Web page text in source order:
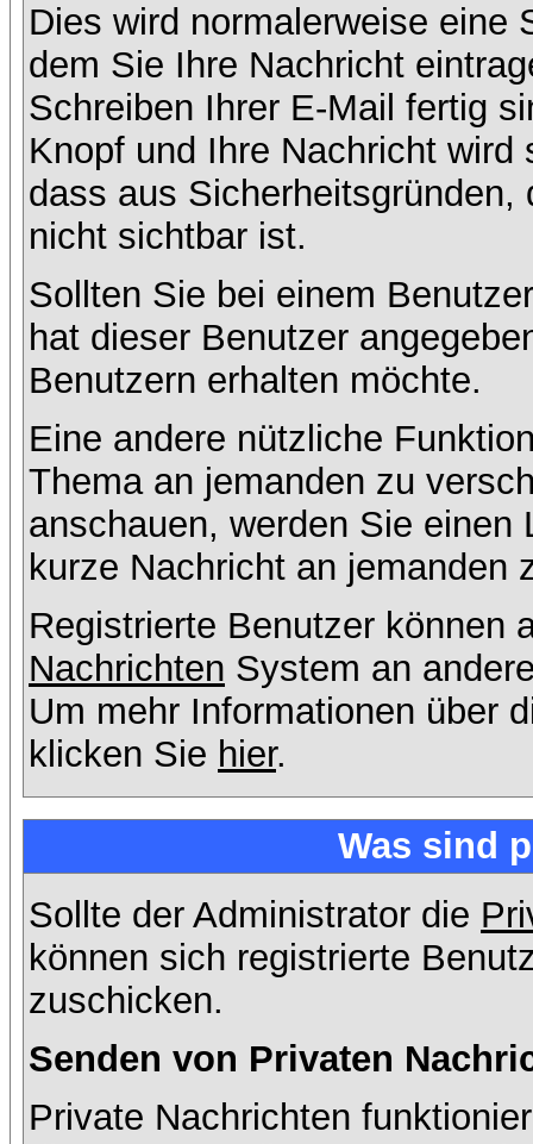
Dies wird normalerweise eine
dem Sie Ihre Nachricht
Schreiben Ihrer E-Mail fertig
Knopf und Ihre Nachricht
dass aus
nicht sichtbar ist.
Sollten Sie bei einem
hat dieser Benutzer
Benutzern erhalten möchte.
Eine andere nützliche
Thema an jemanden zu
anschauen, werden Sie
kurze Nachricht an jemanden
Registrierte Benutzer können
Nachrichten System an
Um mehr Informationen über
klicken Sie hier.
Was sind
Sollte der Administrator die
können sich registrierte
zuschicken.
Senden von Privaten
Private Nachrichten